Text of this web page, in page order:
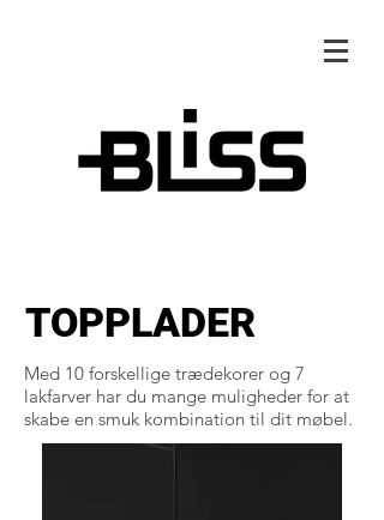
TOPPLADER
Med 10 forskellige trædekorer og 7
lakfarver har du mange muligheder for at
skabe en smuk kombination til dit møbel.